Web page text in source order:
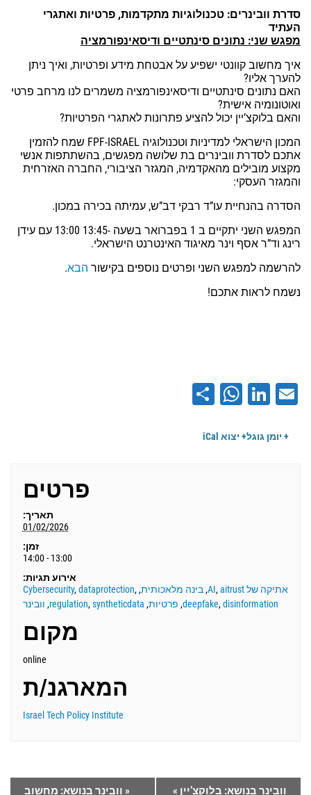
סדרת וובינרים: טכנולוגיות מתקדמות, פרטיות ואתגרי
העתיד
מפגש שני: נתונים סינתטיים ודיסאינפורמציה
איך מחשוב קוונטי ישפיע על אבטחת מידע ופרטיות, ואיך ניתן
להערך אליו?
האם נתונים סינתטיים ודיסאינפורמציה משמרים לנו מרחב פרטי
ואוטונומיה אישית?
והאם בלוקצ’יין יכול להציע פתרונות לאתגרי הפרטיות?
המכון הישראלי למדיניות וטכנולוגיה FPF-ISRAEL שמח להזמין
אתכם לסדרת וובינרים בת שלושה מפגשים, בהשתתפות אנשי
מקצוע מובילים מהאקדמיה, המגזר הציבורי, החברה האזרחית
והמגזר העסקי:
הסדרה בהנחיית עו”ד רבקי דב”ש, עמיתה בכירה במכון.
המפגש השני יתקיים ב 1 בפברואר בשעה -13:45 13:00 עם עידן
רינג וד”ר אסף וינר מאיגוד האינטרנט הישראלי.
להרשמה למפגש השני ופרטים נוספים בקישור הבא.
נשמח לראות אתכם!
Email
LinkedIn
WhatsApp
+ יומן גוגל+ יצוא iCal
פרטים
תאריך:
01/02/2026
זמן:
13:00 - 14:00
אירוע תגיות:
אתיקה של AI
, aitrust
,בינה מלאכותית,
Cybersecurity, dataprotection,
deepfake, disinformation
, פרטיות,
regulation, syntheticdata
, וובינר
מקום
online
המארגנ/ת
Israel Tech Policy Institute
« וובינר בנושא: מחשוב וובינר בנושא: בלוקצ’יין »